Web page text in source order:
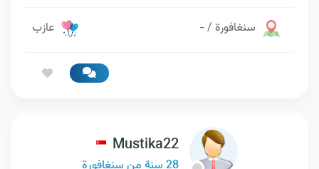
سنغافورة / - عازب
Mustika22